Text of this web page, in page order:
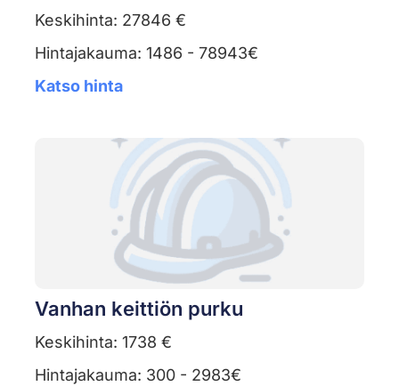
Keskihinta: 27846 €
Hintajakauma: 1486 - 78943€
Katso hinta
Vanhan keittiön purku
Keskihinta: 1738 €
Hintajakauma: 300 - 2983€